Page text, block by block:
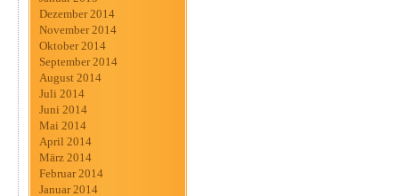
Dezember 2014
November 2014
Oktober 2014
September 2014
August 2014
Juli 2014
Juni 2014
Mai 2014
April 2014
März 2014
Februar 2014
Januar 2014